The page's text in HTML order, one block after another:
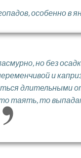
особенно в
но без
и
длительными
таять, то